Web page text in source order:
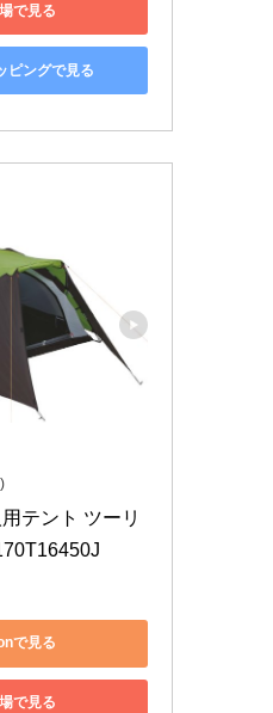
で見る
ピングで見る
テント ツーリ
で見る
で見る